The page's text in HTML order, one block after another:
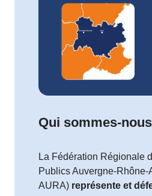
Qui sommes-
La Fédération Régionale
Publics Auvergne-Rhône-
AURA) représente et